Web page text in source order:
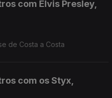
com Elvis Presley,
de Costa a Costa
com os Styx,